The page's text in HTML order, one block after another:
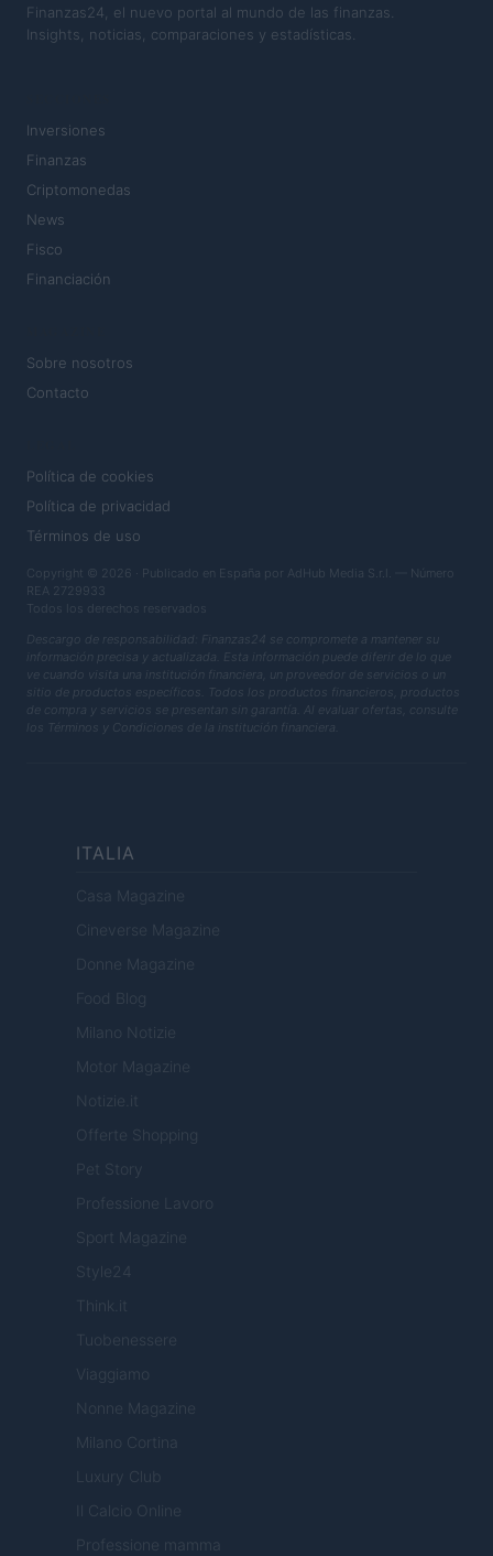
Finanzas24, el nuevo portal al mundo de las finanzas.
Insights, noticias, comparaciones y estadísticas.
Inversiones
Finanzas
Criptomonedas
News
Fisco
Financiación
Sobre nosotros
Contacto
Política de cookies
Política de privacidad
Términos de uso
Copyright © 2026 · Publicado en España por AdHub Media S.r.l. — Número
REA 2729933
Todos los derechos reservados
Descargo de responsabilidad: Finanzas24 se compromete a mantener su
información precisa y actualizada. Esta información puede diferir de lo que
ve cuando visita una institución financiera, un proveedor de servicios o un
sitio de productos específicos. Todos los productos financieros, productos
de compra y servicios se presentan sin garantía. Al evaluar ofertas, consulte
los Términos y Condiciones de la institución financiera.
ITALIA
Casa Magazine
Cineverse Magazine
Donne Magazine
Food Blog
Milano Notizie
Motor Magazine
Notizie.it
Offerte Shopping
Pet Story
Professione Lavoro
Sport Magazine
Style24
Think.it
Tuobenessere
Viaggiamo
Nonne Magazine
Milano Cortina
Luxury Club
Il Calcio Online
Professione mamma